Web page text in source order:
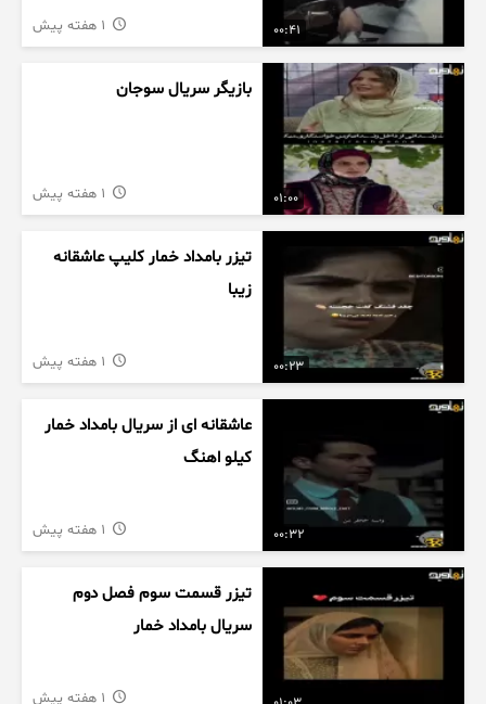
00:41
01:00
بازیگر سریال سوجان
00:23
تیزر بامداد خمار کلیپ عاشقانه
زیبا
00:32
عاشقانه ای از سریال بامداد خمار
کیلو اهنگ
تیزر قسمت سوم فصل دوم
سریال بامداد خمار